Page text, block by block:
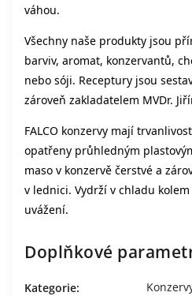
váhou.
Všechny naše produkty jsou
barviv, aromat, konzervantů,
nebo sóji. Receptury jsou
zároveň zakladatelem MVDr.
FALCO konzervy mají
opatřeny průhledným
maso v konzervě čerstvé a
v lednici. Vydrží v chladu
uvážení.
Doplňkové
Kategorie: